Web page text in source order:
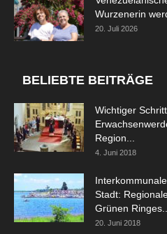
Wurzenerin
20. Juli 2026
BELIEBTE BEITRÄGE
Wichtiger
Region...
4. Juni 2018
Stadt:
Grünen Ringes...
20. Juni 2018